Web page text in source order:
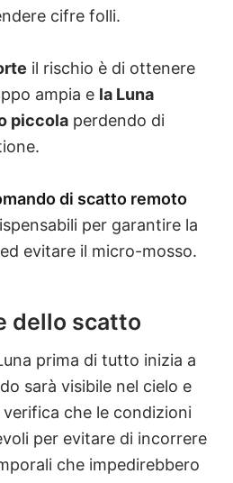
cifre folli.
il rischio è di ottenere
ampia e la Luna
piccola perdendo di
di scatto remoto
per garantire la
evitare il micro-mosso.
dello scatto
prima di tutto inizia a
sarà visibile nel cielo e
che le condizioni
per evitare di incorrere
che impedirebbero